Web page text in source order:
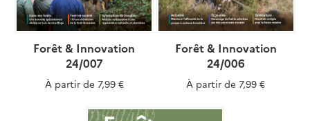
Forêt & Innovation
24/007
À partir de 7,99 €
Forêt & Innovation
24/006
À partir de 7,99 €